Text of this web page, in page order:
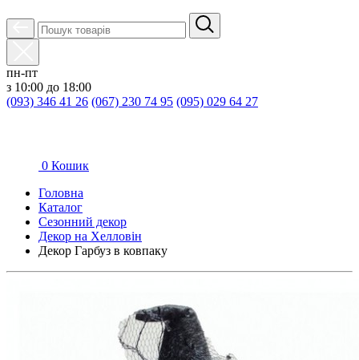
пн-пт
з 10:00 до 18:00
(093) 346 41 26 (067) 230 74 95 (095) 029 64 27
0 Кошик
Головна
Каталог
Сезонний декор
Декор на Хелловін
Декор Гарбуз в ковпаку